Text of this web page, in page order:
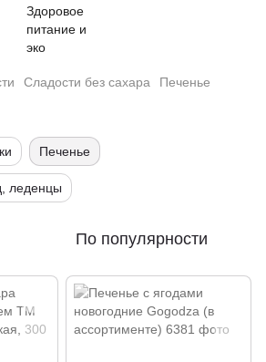
Сладости без сахара Печенье
Печенье
леденцы
По популярности